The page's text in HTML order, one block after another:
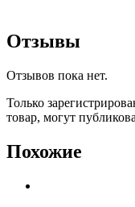
Отзывы
Отзывов пока нет.
Только
товар, могут
Похожие